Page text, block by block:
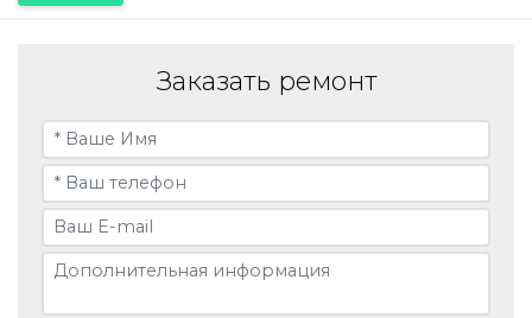
Заказать ремонт